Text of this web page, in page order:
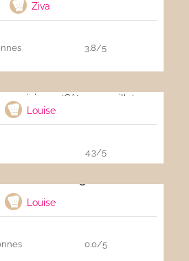
Ziva
3.8/5
à la mauricienne (Gâteau
Louise
4.3/5
Louise
0.0/5